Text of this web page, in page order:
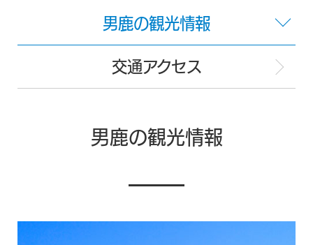
男鹿の観光情報
交通アクセス
男鹿の観光情報